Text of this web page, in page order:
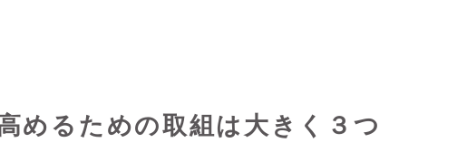
めるための取組は大きく３つ